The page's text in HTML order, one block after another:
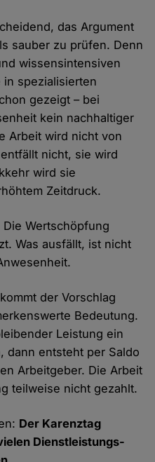
das Argument
sauber zu prüfen. Denn
wissensintensiven
in spezialisierten
gezeigt – bei
kein nachhaltiger
Arbeit wird nicht von
nicht, sie wird
wird sie
Zeitdruck.
Wertschöpfung
Was ausfällt, ist nicht
der Vorschlag
Bedeutung.
Leistung ein
dann entsteht per Saldo
Arbeitgeber. Die Arbeit
teilweise nicht gezahlt.
Der Karenztag
Dienstleistungs-